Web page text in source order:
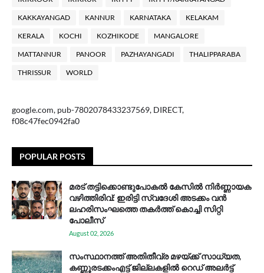
KAKKAYANGAD KANNUR KARNATAKA KELAKAM
KERALA KOCHI KOZHIKODE MANGALORE
MATTANNUR PANOOR PAZHAYANGADI THALIPPARABA
THRISSUR WORLD
google.com, pub-7802078433237569, DIRECT,
f08c47fec0942fa0
POPULAR POSTS
മരട് തട്ടിക്കൊണ്ടുപോകൽ കേസിൽ നിർണ്ണായക
വഴിത്തിരിവ്: ഇരിട്ടി സ്വദേശി അടക്കം വൻ
ലഹരിസംഘത്തെ തകർത്ത് കൊച്ചി സിറ്റി
പോലീസ്
August 02, 2026
സം​സ്ഥാ​ന​ത്ത് അ​തി​തീ​വ്ര മ​ഴ​യ്ക്ക് സാ​ധ്യ​ത,
കണ്ണൂരടക്കംഎ​ട്ട് ജി​ല്ല​ക​ളി​ൽ റെ​ഡ് അ​ലർ​ട്ട്